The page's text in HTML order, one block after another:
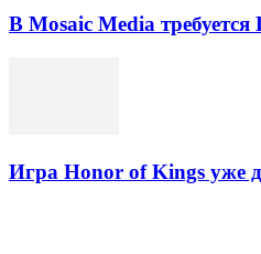
В Mosaic Media
Игра Honor of Kings уже